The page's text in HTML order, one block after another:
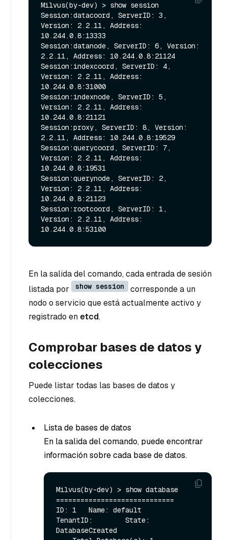
Milvus(by-dev) > show session
Session:datacoord, ServerID: 3,
Version: 2.2.11, Address:
10.244.0.8:13333
Session:datanode, ServerID: 6, Version:
2.2.11, Address: 10.244.0.8:21124
Session:indexcoord, ServerID: 4,
Version: 2.2.11, Address:
10.244.0.8:31000
Session:indexnode, ServerID: 5,
Version: 2.2.11, Address:
10.244.0.8:21121
Session:proxy, ServerID: 8, Version:
2.2.11, Address: 10.244.0.8:19529
Session:querycoord, ServerID: 7,
Version: 2.2.11, Address:
10.244.0.8:19531
Session:querynode, ServerID: 2,
Version: 2.2.11, Address:
10.244.0.8:21123
Session:rootcoord, ServerID: 1,
Version: 2.2.11, Address:
En la salida del comando, cada entrada de sesión
listada por
show session
corresponde a un
nodo o servicio que está actualmente activo y
registrado en etcd.
Comprobar bases de datos y
colecciones
Puede listar todas las bases de datos y
colecciones.
Lista de bases de datos
En la salida del comando, puede encontrar
información sobre cada base de datos.
Milvus(by-dev) > show database
=============================
ID: 1   Name: default
TenantID:        State:
DatabaseCreated